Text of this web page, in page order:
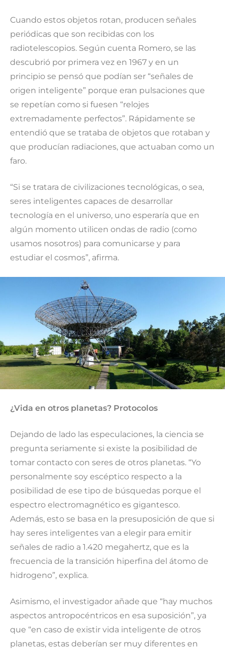
Cuando estos objetos rotan, producen señales
periódicas que son recibidas con los
radiotelescopios. Según cuenta Romero, se las
descubrió por primera vez en 1967 y en un
principio se pensó que podían ser “señales de
origen inteligente” porque eran pulsaciones que
se repetían como si fuesen “relojes
extremadamente perfectos”. Rápidamente se
entendió que se trataba de objetos que rotaban y
que producían radiaciones, que actuaban como un
faro.
“Si se tratara de civilizaciones tecnológicas, o sea,
seres inteligentes capaces de desarrollar
tecnología en el universo, uno esperaría que en
algún momento utilicen ondas de radio (como
usamos nosotros) para comunicarse y para
estudiar el cosmos”, afirma.
¿Vida en otros planetas? Protocolos
Dejando de lado las especulaciones, la ciencia se
pregunta seriamente si existe la posibilidad de
tomar contacto con seres de otros planetas. “Yo
personalmente soy escéptico respecto a la
posibilidad de ese tipo de búsquedas porque el
espectro electromagnético es gigantesco.
Además, esto se basa en la presuposición de que si
hay seres inteligentes van a elegir para emitir
señales de radio a 1.420 megahertz, que es la
frecuencia de la transición hiperfina del átomo de
hidrogeno”, explica.
Asimismo, el investigador añade que “hay muchos
aspectos antropocéntricos en esa suposición”, ya
que “en caso de existir vida inteligente de otros
planetas, estas deberían ser muy diferentes en